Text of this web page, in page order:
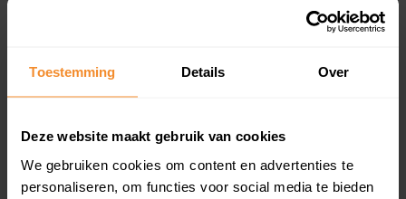
Toestemming Details Over
Deze website maakt gebruik van cookies
We gebruiken cookies om content en advertenties te
personaliseren, om functies voor social media te bieden
1946 - 1980
1981 - 2007
55%